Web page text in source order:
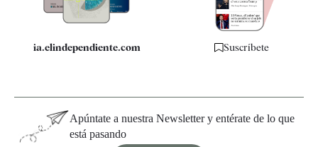
ia.elindependiente.com Suscríbete
Apúntate a nuestra Newsletter y entérate de lo que
está pasando